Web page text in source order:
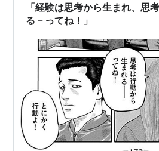
「経験は思考から生まれ、思
る－ってね！」